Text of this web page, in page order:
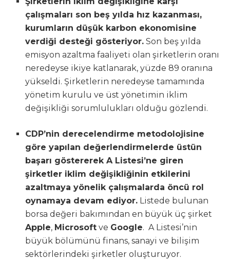
çalışmaları son beş yılda hız kazanması,
kurumların düşük karbon ekonomisine
verdiği desteği gösteriyor. Son beş yılda
emisyon azaltma faaliyeti olan şirketlerin oranı
neredeyse ikiye katlanarak, yüzde 89 oranına
yükseldi. Şirketlerin neredeyse tamamında
yönetim kurulu ve üst yönetimin iklim
değişikliği sorumlulukları olduğu gözlendi.
CDP’nin derecelendirme metodolojisine
göre yapılan değerlendirmelerde üstün
başarı göstererek A Listesi’ne giren
şirketler iklim değişikliğinin etkilerini
azaltmaya yönelik çalışmalarda öncü rol
oynamaya devam ediyor. Listede bulunan
borsa değeri bakımından en büyük üç şirket
Apple, Microsoft ve Google. A Listesi’nin
büyük bölümünü finans, sanayi ve bilişim
sektörlerindeki şirketler oluşturuyor.